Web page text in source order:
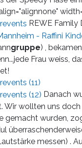
REWE Family
gruppe) ,
Frau weiss,
Danach
wollten uns
gemacht wurden,
messen) .